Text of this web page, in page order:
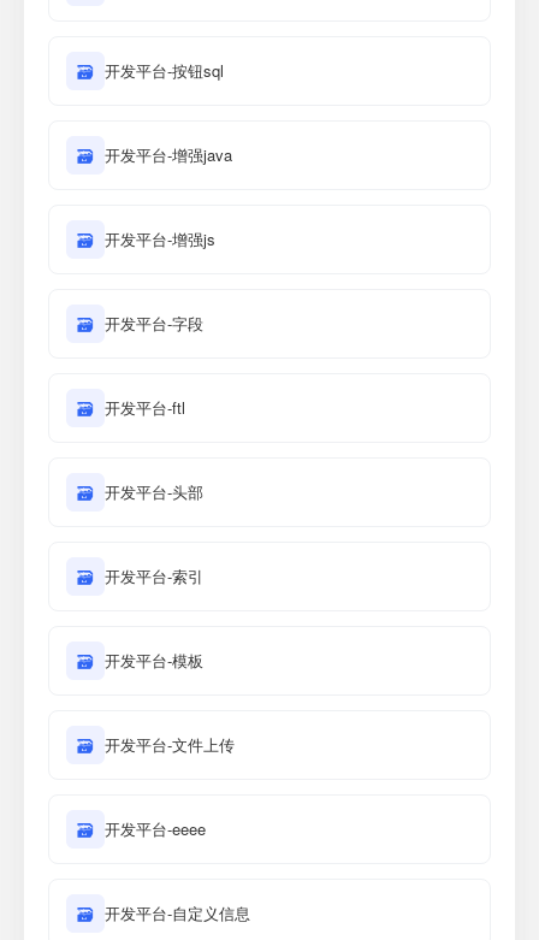
🗃 开发平台-按钮sql
🗃 开发平台-增强java
🗃 开发平台-增强js
🗃 开发平台-字段
🗃 开发平台-ftl
🗃 开发平台-头部
🗃 开发平台-索引
🗃 开发平台-模板
🗃 开发平台-文件上传
🗃 开发平台-eeee
🗃 开发平台-自定义信息